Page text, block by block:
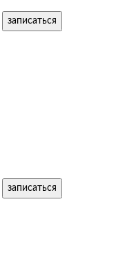
записаться
записаться